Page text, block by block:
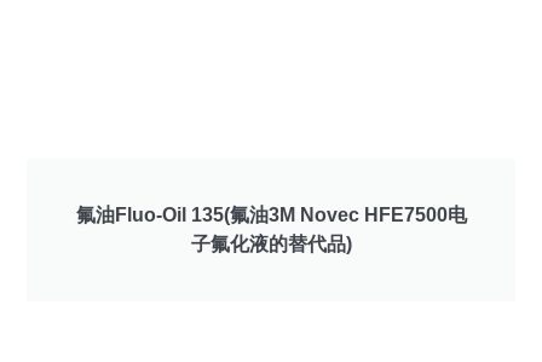
氟油Fluo-Oil 135(氟油3M Novec HFE7500电
子氟化液的替代品)